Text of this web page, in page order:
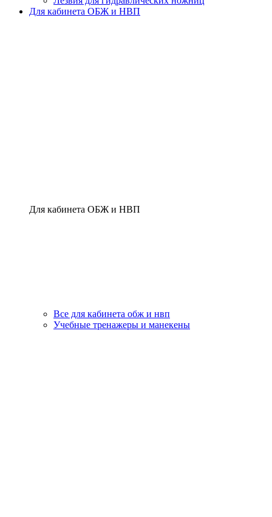
Для кабинета ОБЖ и НВП
Для кабинета ОБЖ и НВП
Все для кабинета обж и нвп
Учебные тренажеры и манекены